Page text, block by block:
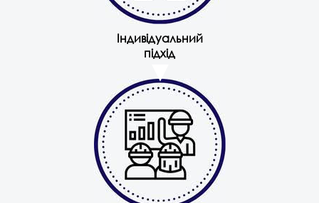
Індивідуальний
підхід